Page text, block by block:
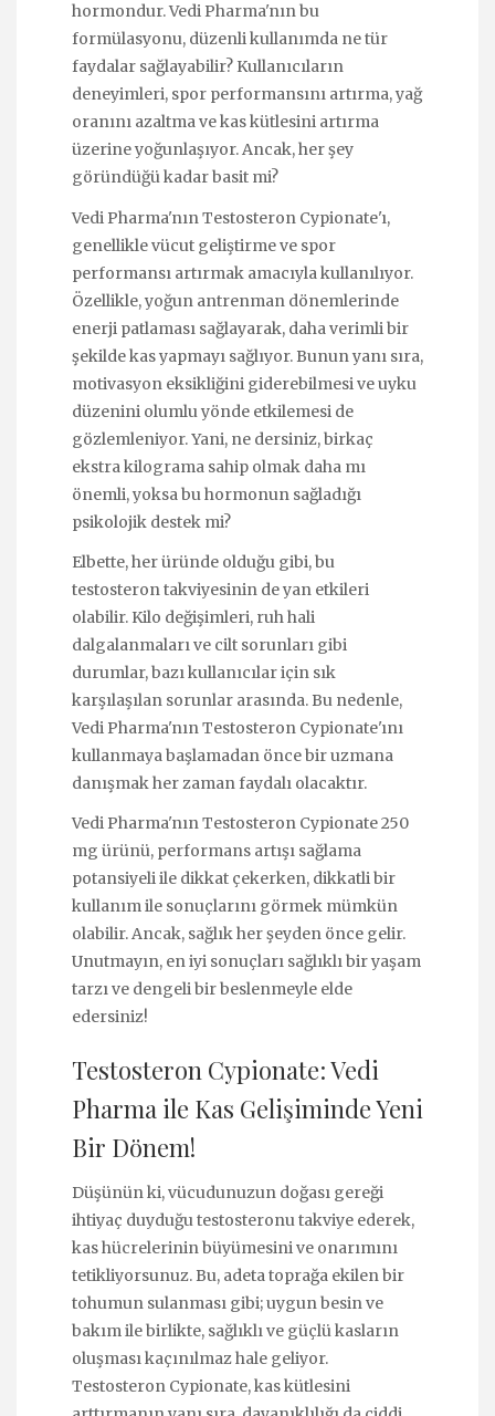
hormondur. Vedi Pharma'nın bu
formülasyonu, düzenli kullanımda ne tür
faydalar sağlayabilir? Kullanıcıların
deneyimleri, spor performansını artırma, yağ
oranını azaltma ve kas kütlesini artırma
üzerine yoğunlaşıyor. Ancak, her şey
göründüğü kadar basit mi?
Vedi Pharma'nın Testosteron Cypionate'ı,
genellikle vücut geliştirme ve spor
performansı artırmak amacıyla kullanılıyor.
Özellikle, yoğun antrenman dönemlerinde
enerji patlaması sağlayarak, daha verimli bir
şekilde kas yapmayı sağlıyor. Bunun yanı sıra,
motivasyon eksikliğini giderebilmesi ve uyku
düzenini olumlu yönde etkilemesi de
gözlemleniyor. Yani, ne dersiniz, birkaç
ekstra kilograma sahip olmak daha mı
önemli, yoksa bu hormonun sağladığı
psikolojik destek mi?
Elbette, her üründe olduğu gibi, bu
testosteron takviyesinin de yan etkileri
olabilir. Kilo değişimleri, ruh hali
dalgalanmaları ve cilt sorunları gibi
durumlar, bazı kullanıcılar için sık
karşılaşılan sorunlar arasında. Bu nedenle,
Vedi Pharma'nın Testosteron Cypionate'ını
kullanmaya başlamadan önce bir uzmana
danışmak her zaman faydalı olacaktır.
Vedi Pharma'nın Testosteron Cypionate 250
mg ürünü, performans artışı sağlama
potansiyeli ile dikkat çekerken, dikkatli bir
kullanım ile sonuçlarını görmek mümkün
olabilir. Ancak, sağlık her şeyden önce gelir.
Unutmayın, en iyi sonuçları sağlıklı bir yaşam
tarzı ve dengeli bir beslenmeyle elde
edersiniz!
Testosteron Cypionate: Vedi
Pharma ile Kas Gelişiminde Yeni
Bir Dönem!
Düşünün ki, vücudunuzun doğası gereği
ihtiyaç duyduğu testosteronu takviye ederek,
kas hücrelerinin büyümesini ve onarımını
tetikliyorsunuz. Bu, adeta toprağa ekilen bir
tohumun sulanması gibi; uygun besin ve
bakım ile birlikte, sağlıklı ve güçlü kasların
oluşması kaçınılmaz hale geliyor.
Testosteron Cypionate, kas kütlesini